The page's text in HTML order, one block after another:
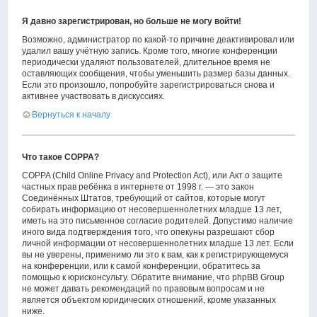
Я давно зарегистрирован, но больше не могу войти!
Возможно, администратор по какой-то причине деактивировал или
удалил вашу учётную запись. Кроме того, многие конференции
периодически удаляют пользователей, длительное время не
оставляющих сообщения, чтобы уменьшить размер базы данных.
Если это произошло, попробуйте зарегистрироваться снова и
активнее участвовать в дискуссиях.
Вернуться к началу
Что такое COPPA?
COPPA (Child Online Privacy and Protection Act), или Акт о защите
частных прав ребёнка в интернете от 1998 г. — это закон
Соединённых Штатов, требующий от сайтов, которые могут
собирать информацию от несовершеннолетних младше 13 лет,
иметь на это письменное согласие родителей. Допустимо наличие
иного вида подтверждения того, что опекуны разрешают сбор
личной информации от несовершеннолетних младше 13 лет. Если
вы не уверены, применимо ли это к вам, как к регистрирующемуся
на конференции, или к самой конференции, обратитесь за
помощью к юрисконсульту. Обратите внимание, что phpBB Group
не может давать рекомендаций по правовым вопросам и не
является объектом юридических отношений, кроме указанных
ниже.